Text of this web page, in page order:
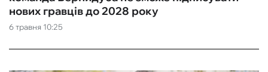
6 травня 10:25
нових гравців до 2028 року